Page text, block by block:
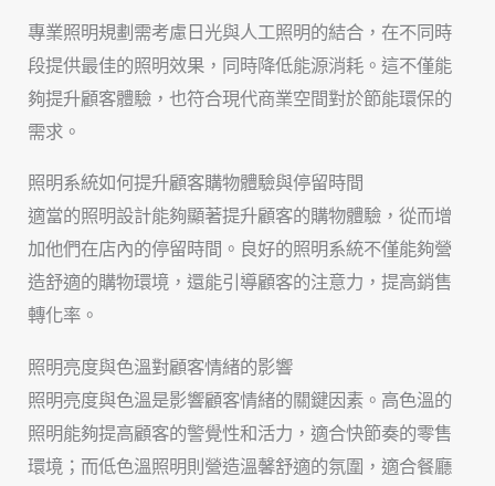
專業照明規劃需考慮日光與人工照明的結合，在不同時
段提供最佳的照明效果，同時降低能源消耗。這不僅能
夠提升顧客體驗，也符合現代商業空間對於節能環保的
需求。
照明系統如何提升顧客購物體驗與停留時間
適當的照明設計能夠顯著提升顧客的購物體驗，從而增
加他們在店內的停留時間。良好的照明系統不僅能夠營
造舒適的購物環境，還能引導顧客的注意力，提高銷售
轉化率。
照明亮度與色溫對顧客情緒的影響
照明亮度與色溫是影響顧客情緒的關鍵因素。高色溫的
照明能夠提高顧客的警覺性和活力，適合快節奏的零售
環境；而低色溫照明則營造溫馨舒適的氛圍，適合餐廳